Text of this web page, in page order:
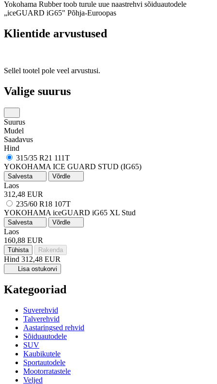
Yokohama Rubber toob turule uue naastrehvi sõiduautodele
„iceGUARD iG65" Põhja-Euroopas
Klientide arvustused
Sellel tootel pole veel arvustusi.
Valige suurus
Suurus
Mudel
Saadavus
Hind
315/35 R21 111T
YOKOHAMA ICE GUARD STUD (IG65)
Salvesta Võrdle
Laos
312,48 EUR
235/60 R18 107T
YOKOHAMA iceGUARD iG65 XL Stud
Salvesta Võrdle
Laos
160,88 EUR
Tühista Rakenda
Hind 312,48 EUR
Lisa ostukorvi
Kategooriad
Suverehvid
Talverehvid
Aastaringsed rehvid
Sõiduautodele
SUV
Kaubikutele
Sportautodele
Mootorratastele
Veljed